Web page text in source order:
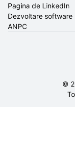
Pagina de LinkedIn
Dezvoltare software
ANPC
©